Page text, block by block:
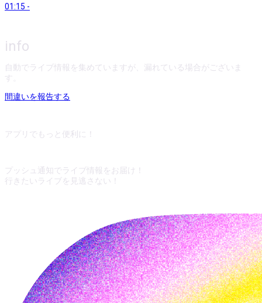
01:15 -
info
自動でライブ情報を集めていますが、漏れている場合がございま
す。
間違いを報告する
アプリでもっと便利に！
プッシュ通知でライブ情報をお届け！
行きたいライブを見逃さない！